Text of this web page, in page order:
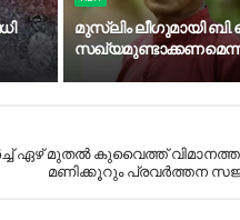
മുസ്‍ലിം ലീഗുമായി
ഏഴ് മുതല്‍ കുവൈത്ത്
മണിക്കൂറും പ്രവര്‍ത്തന